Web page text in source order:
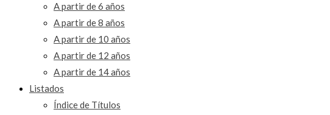
A partir de 6 años
A partir de 8 años
A partir de 10 años
A partir de 12 años
A partir de 14 años
Listados
Índice de Títulos